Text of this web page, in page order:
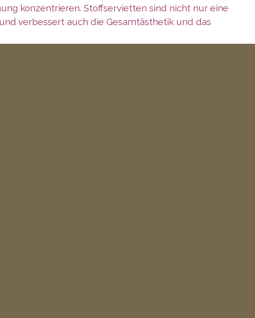
konzentrieren. Stoffservietten sind nicht nur eine
verbessert auch die Gesamtästhetik und das